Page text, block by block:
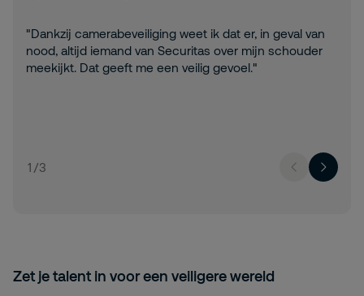
"Dankzij camerabeveiliging weet ik dat er, in geval van
nood, altijd iemand van Securitas over mijn schouder
meekijkt. Dat geeft me een veilig gevoel."
1 /3
Zet je talent in voor een veiligere wereld